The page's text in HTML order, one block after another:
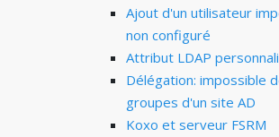
Ajout d'un utilisateur
non configuré
Attribut LDAP
Délégation: impossible
groupes d'un site AD
Koxo et serveur FSRM